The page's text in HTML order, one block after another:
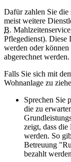
Dafür zahlen Sie die
meist weitere
B.
Pflegedienst). Diese
werden oder
abgerechnet werden.
Falls Sie sich mit
Wohnanlage zu
Sprechen Sie
die zu
zeigt, dass
werden. So
Betreuung
bezahlt